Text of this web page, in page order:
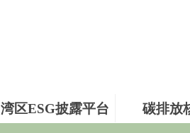
湾区ESG披露平台 碳排放